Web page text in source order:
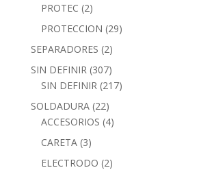
PROTEC (2)
PROTECCION (29)
SEPARADORES (2)
SIN DEFINIR (307)
SIN DEFINIR (217)
SOLDADURA (22)
ACCESORIOS (4)
CARETA (3)
ELECTRODO (2)